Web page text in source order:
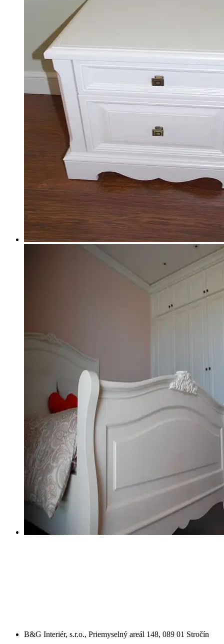
B&G Interiér, s.r.o., Priemyselný areál 148, 089 01 Stročín